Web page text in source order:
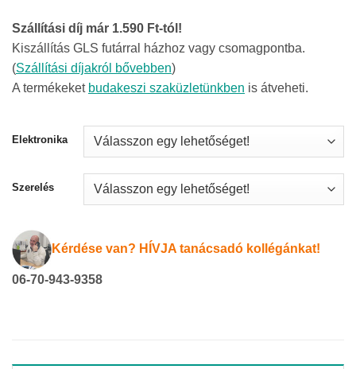
Szállítási díj már 1.590 Ft-tól!
Kiszállítás GLS futárral házhoz vagy csomagpontba.
(Szállítási díjakról bővebben)
A termékeket budakeszi szaküzletünkben is átveheti.
Elektronika
Szerelés
Kérdése van? HÍVJA tanácsadó kollégánkat!
06-70-943-9358